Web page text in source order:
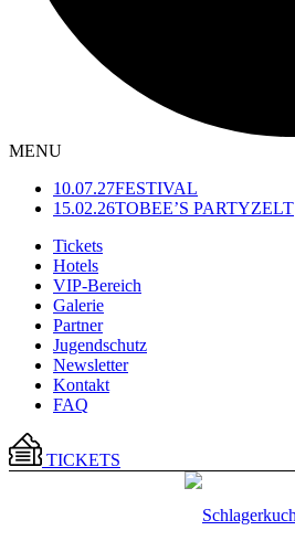
MENU
10.07.27FESTIVAL
15.02.26TOBEE’S PARTYZELT
Tickets
Hotels
VIP-Bereich
Galerie
Partner
Jugendschutz
Newsletter
Kontakt
FAQ
TICKETS